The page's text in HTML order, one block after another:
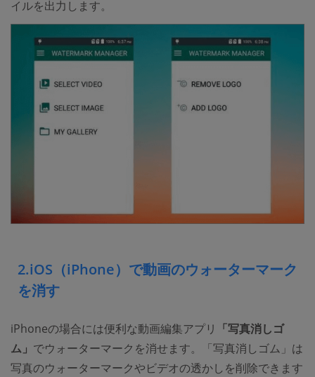
イルを出力します。
2.iOS（iPhone）で動画のウォーターマーク
を消す
iPhoneの場合には便利な動画編集アプリ 「写真消しゴ
ム」 でウォーターマークを消せます。「写真消しゴム」は
写真のウォーターマークやビデオの透かしを削除できます